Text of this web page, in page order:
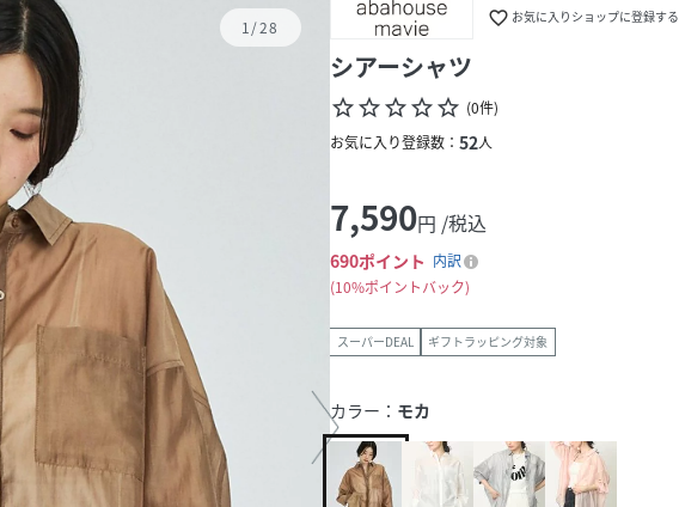
1/28 favorite_border お気に入りショップに登録する
シアーシャツ
star_borderstar_borderstar_borderstar_borderstar_border (0件)
お気に入り登録数： 52人
7,590円 /税込
690ポイント 内訳
10%ポイントバック
スーパーDEAL ギフトラッピング対象
カラー： モカ